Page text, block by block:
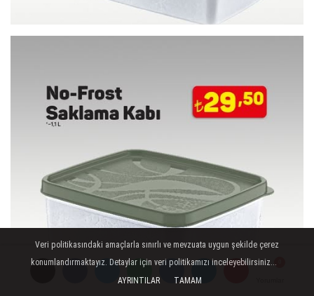
Veri politikasındaki amaçlarla sınırlı ve mevzuata uygun şekilde çerez
konumlandırmaktayız. Detaylar için veri politikamızı inceleyebilirsiniz...
AYRINTILAR
TAMAM